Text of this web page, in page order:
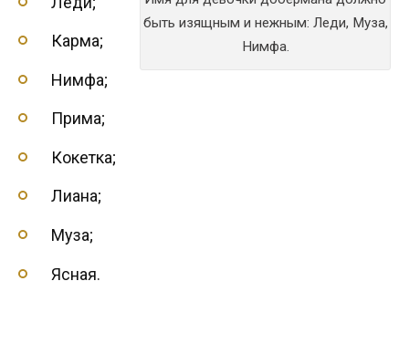
быть изящным и нежным: Леди, Муза,
Нимфа.
Карма;
Нимфа;
Прима;
Кокетка;
Лиана;
Муза;
Ясная.